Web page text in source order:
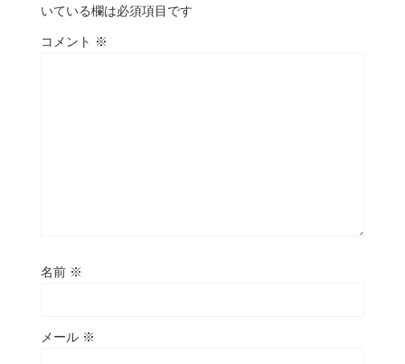
いている欄は必須項目です
コメント ※
名前 ※
メール ※